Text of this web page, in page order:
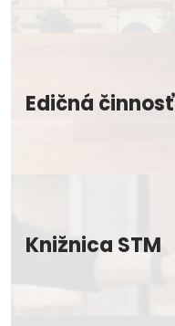
Edičná činnosť
Knižnica STM